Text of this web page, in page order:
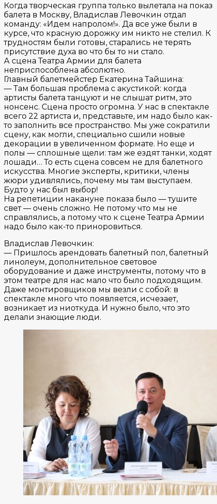
Когда творческая группа только вылетала на показ
балета в Москву, Владислав Левочкин отдал
команду: «Идем напролом!». Да все уже были в
курсе, что красную дорожку им никто не стелил. К
трудностям были готовы, старались не терять
присутствие духа во что бы то ни стало.
А сцена Театра Армии для балета
неприспособлена абсолютно.
Главный балетмейстер Екатерина Тайшина:
— Там большая проблема с акустикой: когда
артисты балета танцуют и не слышат ритм, это
нонсенс. Сцена просто огромна. У нас в спектакле
всего 22 артиста и, представьте, им надо было как-
то заполнить все пространство. Мы уже сократили
сцену, как могли, специально сшили новые
декорации в увеличенном формате. Но еще и
полы — сплошные щели: там же ездят танки, ходят
лошади… То есть сцена совсем не для балетного
искусства. Многие эксперты, критики, члены
жюри удивлялись, почему мы там выступаем.
Будто у нас был выбор!
На репетиции накануне показа было — тушите
свет — очень сложно. Не потому что мы не
справлялись, а потому что к сцене Театра Армии
надо было как-то приноровиться.
Владислав Левочкин:
— Пришлось арендовать балетный пол, балетный
линолеум, дополнительное световое
оборудование и даже инструменты, потому что в
этом театре для нас мало что было подходящим.
Даже монтировщиков мы везли с собой: в
спектакле много что появляется, исчезает,
возникает из ниоткуда. И нужно было, что это
делали знающие люди.